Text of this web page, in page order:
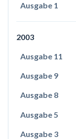
Ausgabe 1
2003
Ausgabe 11
Ausgabe 9
Ausgabe 8
Ausgabe 5
Ausgabe 3